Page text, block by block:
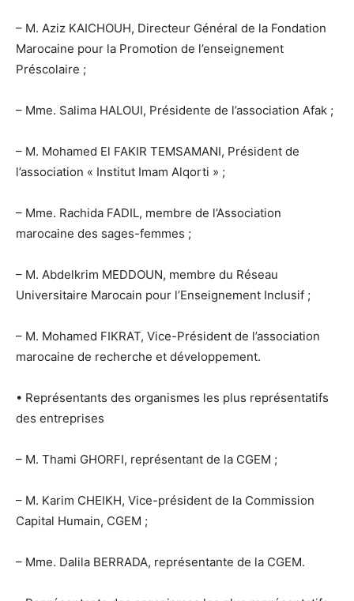
– M. Aziz KAICHOUH, Directeur Général de la Fondation
Marocaine pour la Promotion de l’enseignement
Préscolaire ;
– Mme. Salima HALOUI, Présidente de l’association Afak ;
– M. Mohamed El FAKIR TEMSAMANI, Président de
l’association « Institut Imam Alqorti » ;
– Mme. Rachida FADIL, membre de l’Association
marocaine des sages-femmes ;
– M. Abdelkrim MEDDOUN, membre du Réseau
Universitaire Marocain pour l’Enseignement Inclusif ;
– M. Mohamed FIKRAT, Vice-Président de l’association
marocaine de recherche et développement.
• Représentants des organismes les plus représentatifs
des entreprises
– M. Thami GHORFI, représentant de la CGEM ;
– M. Karim CHEIKH, Vice-président de la Commission
Capital Humain, CGEM ;
– Mme. Dalila BERRADA, représentante de la CGEM.